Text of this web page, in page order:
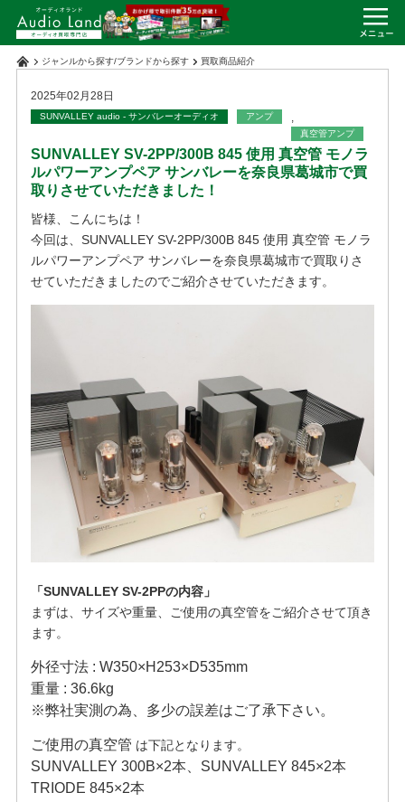
ジャンルから探す/ブランドから探す 買取商品紹介
2025年02月28日
SUNVALLEY audio - サンバレーオーディオ アンプ ,
真空管アンプ
SUNVALLEY SV-2PP/300B 845 使用 真空管 モノラ
ルパワーアンプペア サンバレーを奈良県葛城市で買
取りさせていただきました！
皆様、こんにちは！
今回は、SUNVALLEY SV-2PP/300B 845 使用 真空管 モノラ
ルパワーアンプペア サンバレーを奈良県葛城市で買取りさ
せていただきましたのでご紹介させていただきます。
「SUNVALLEY SV-2PPの内容」
まずは、サイズや重量、ご使用の真空管をご紹介させて頂き
ます。
外径寸法 : W350×H253×D535mm
重量 : 36.6kg
※弊社実測の為、多少の誤差はご了承下さい。
ご使用の真空管 は下記となります。
SUNVALLEY 300B×2本、SUNVALLEY 845×2本
TRIODE 845×2本